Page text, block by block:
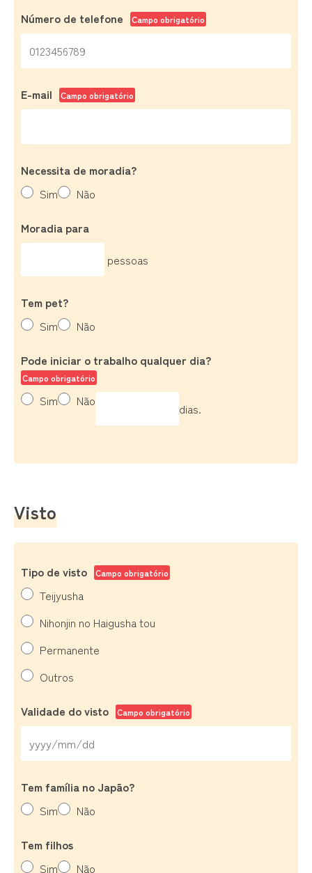
Número de telefone Campo obrigatório
E-mail Campo obrigatório
Necessita de moradia?
Sim
Não
Moradia para
pessoas
Tem pet?
Sim
Não
Pode iniciar o trabalho qualquer dia?
Campo obrigatório
Sim Não dias.
Visto
Tipo de visto Campo obrigatório
Teijyusha
Nihonjin no Haigusha tou
Permanente
Outros
Validade do visto Campo obrigatório
Tem família no Japão?
Sim
Não
Tem filhos
Sim
Não